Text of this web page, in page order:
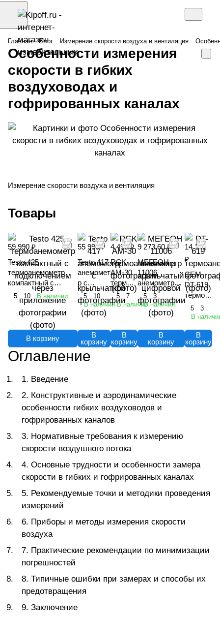
Главная Блог Измерение скорости воздуха и вентиляция
Особенности измерения
скорости в гибких
воздуховодах и
гофрированных каналах
Измерение скорости воздуха и вентиляция
Товары
59 990 ₽
Testo 425
термоанемометр
компактный с
подключением
через приложение
5 10 В наличии
В корзину
55 990 ₽
Testo 417
анемомет
р с
крыльчат
кой
5
10
В наличии
В
корзину
4 490 ₽
RGK
AM-30
термоа
немоме
тр
5
7
В наличии
В
корзину
9 273.60 ₽
МЕГЕОН
11006
анемометр
крыльчатый
цифровой
5
3
В наличии
В
корзину
14 141
₽
CEM
DT-619
термоа
немоме
тр
5
3
В
В
корзину
Оглавление
1. Введение
2. Конструктивные и аэродинамические
особенности гибких воздуховодов и
гофрированных каналов
3. Нормативные требования к измерению
скорости воздушного потока
4. Основные трудности и особенности замера
скорости в гибких и гофрированных каналах
5. Рекомендуемые точки и методики проведения
измерений
6. Приборы и методы измерения скорости
воздуха
7. Практические рекомендации по минимизации
погрешностей
8. Типичные ошибки при замерах и способы их
предотвращения
9. Заключение